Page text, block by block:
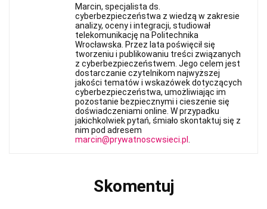
Marcin, specjalista ds.
cyberbezpieczeństwa z wiedzą w zakresie
analizy, oceny i integracji, studiował
telekomunikację na Politechnika
Wrocławska. Przez lata poświęcił się
tworzeniu i publikowaniu treści związanych
z cyberbezpieczeństwem. Jego celem jest
dostarczanie czytelnikom najwyższej
jakości tematów i wskazówek dotyczących
cyberbezpieczeństwa, umożliwiając im
pozostanie bezpiecznymi i cieszenie się
doświadczeniami online. W przypadku
jakichkolwiek pytań, śmiało skontaktuj się z
nim pod adresem
marcin@prywatnoscwsieci.pl .
Skomentuj